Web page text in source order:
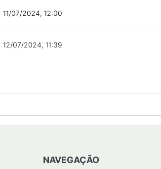
11/07/2024, 12:00
12/07/2024, 11:39
NAVEGAÇÃO